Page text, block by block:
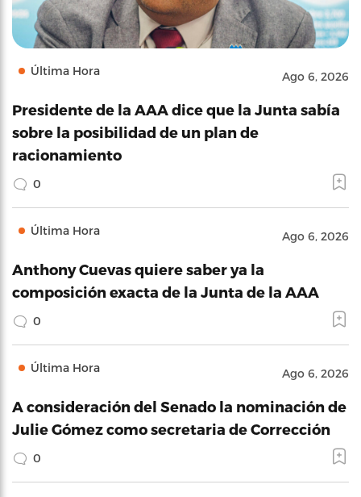
Última Hora Ago 6, 2026
Presidente de la AAA dice que la Junta sabía
sobre la posibilidad de un plan de
racionamiento
0
Última Hora Ago 6, 2026
Anthony Cuevas quiere saber ya la
composición exacta de la Junta de la AAA
0
Última Hora Ago 6, 2026
A consideración del Senado la nominación de
Julie Gómez como secretaria de Corrección
0